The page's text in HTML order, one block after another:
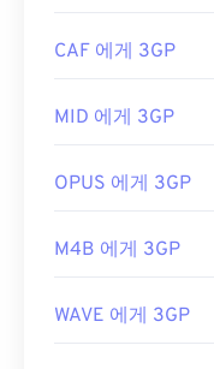
https://
니다. AutoGK가
로변환하세요.
유용한 링크:
https://
CAF 에게 3GP
MID 에게 3GP
OPUS 에게 3GP
M4B 에게 3GP
WAVE 에게 3GP